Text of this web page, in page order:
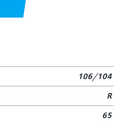
106/104
R
65